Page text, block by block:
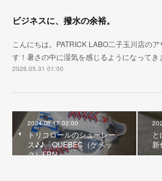
ビジネスに、撥水の余裕。
こんにちは。PATRICK LABO二子玉川店のア
す！暑さの中に湿気を感じるようになって
2026.05.31 01:00
2024.08.17 02:00
トリコロールのシューレー
ス♪♪「QUEBEC（ケベッ
ク）FRN」
新